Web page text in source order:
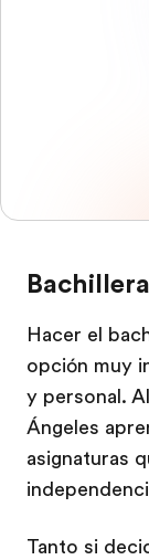
Hacer el
opción muy
y personal.
Ángeles
asignaturas
Tanto si